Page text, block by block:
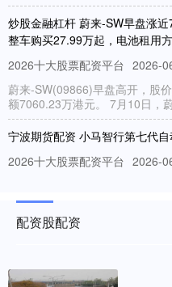
炒股金融杠杆 蔚来-SW早盘涨
整车购买27.99万起，电池租用
2026十大股票配资平台 2026-
蔚来-SW(09866)早盘高开，股
额7060.23万港元。 7月10日，
宁波期货配资 小马智行第七代
2026十大股票配资平台 2026-
尔法T5 Robotaxi在深圳开启道
股票融资条件 2026款启辰VX6
2026十大股票配资平台
配资股配资